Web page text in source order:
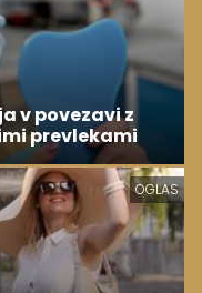
v povezavi z
prevlekami
OGLAS